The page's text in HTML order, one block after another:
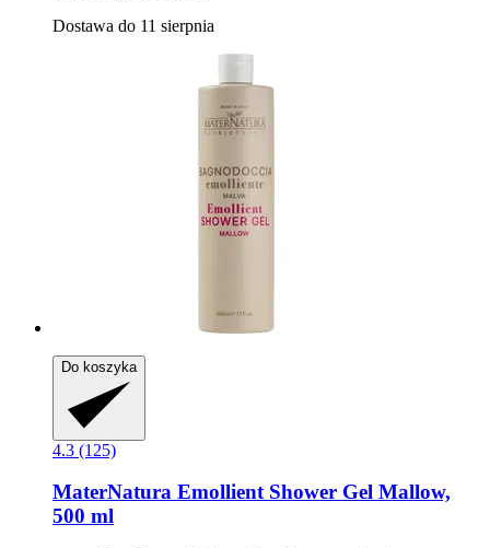
Dostawa do 11 sierpnia
Do koszyka
4.3 (125)
MaterNatura Emollient Shower Gel Mallow,
500 ml